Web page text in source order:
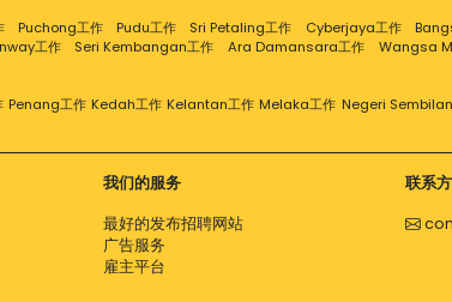
Puchong工作 Pudu工作 Sri Petaling工作 Cyberjaya工作
工作 Seri Kembangan工作 Ara Damansara工作 Wangsa
Penang工作 Kedah工作 Kelantan工作 Melaka工作 Negeri
我们的服务
最好的发布招聘网站
广告服务
雇主平台
联系